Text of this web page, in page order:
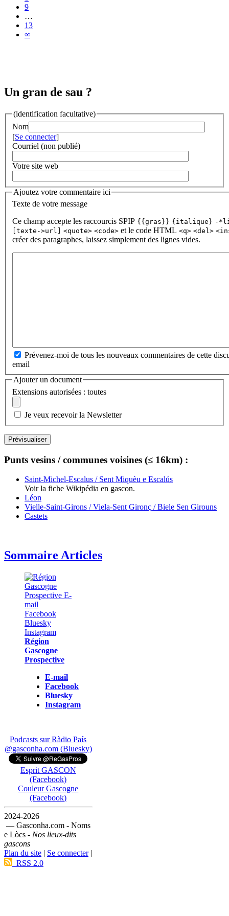
9
…
13
∞
Un gran de sau ?
(identification facultative)
Nom
[Se connecter]
Courriel (non publié)
Votre site web
Ajoutez votre commentaire ici
Texte de votre message
Ce champ accepte les raccourcis SPIP {{gras}} {italique} -
[texte->url]
<quote> <code> et le code HTML <q> <del>
créer des paragraphes, laissez simplement des lignes vides.
Prévenez-moi de tous les nouveaux commentaires de cette
email
Ajouter un document
Extensions autorisées : toutes
Je veux recevoir la Newsletter
Punts vesins / communes voisines (≤ 16km) :
Saint-Michel-Escalus / Sent Miquèu e Escalús
Voir la fiche Wikipédia en gascon.
Léon
Vielle-Saint-Girons / Viela-Sent Gironç / Biele Sen Girouns
Castets
Sommaire Articles
Région
Gascogne
Prospective
E-mail
Facebook
Bluesky
Instagram
Podcasts sur Ràdio País
@gasconha.com (Bluesky)
Esprit GASCON
(Facebook)
Couleur Gascogne
(Facebook)
2024-2026
— Gasconha.com - Noms
e Lòcs - Nos lieux-dits
gascons
Plan du site | Se connecter|
RSS 2.0